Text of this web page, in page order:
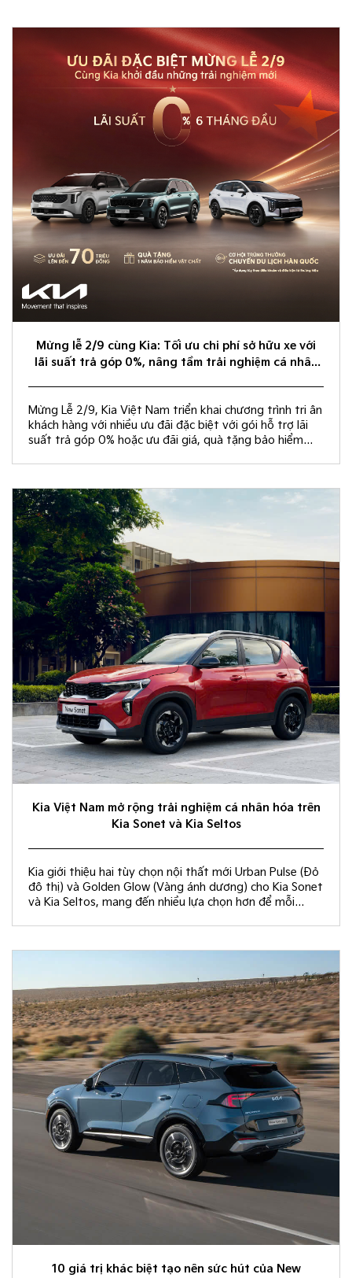
Mừng lễ 2/9 cùng Kia: Tối ưu chi phí sở hữu xe với
lãi suất trả góp 0%, nâng tầm trải nghiệm cá nhân
Mừng Lễ 2/9, Kia Việt Nam triển khai chương trình tri ân
khách hàng với nhiều ưu đãi đặc biệt với gói hỗ trợ lãi
suất trả góp 0% hoặc ưu đãi giá, quà tặng bảo hiểm
Kia Việt Nam mở rộng trải nghiệm cá nhân hóa trên
Kia Sonet và Kia Seltos
Kia giới thiệu hai tùy chọn nội thất mới Urban Pulse (Đỏ
đô thị) và Golden Glow (Vàng ánh dương) cho Kia Sonet
và Kia Seltos, mang đến nhiều lựa chọn hơn để mỗi
10 giá trị khác biệt tạo nên sức hút của New